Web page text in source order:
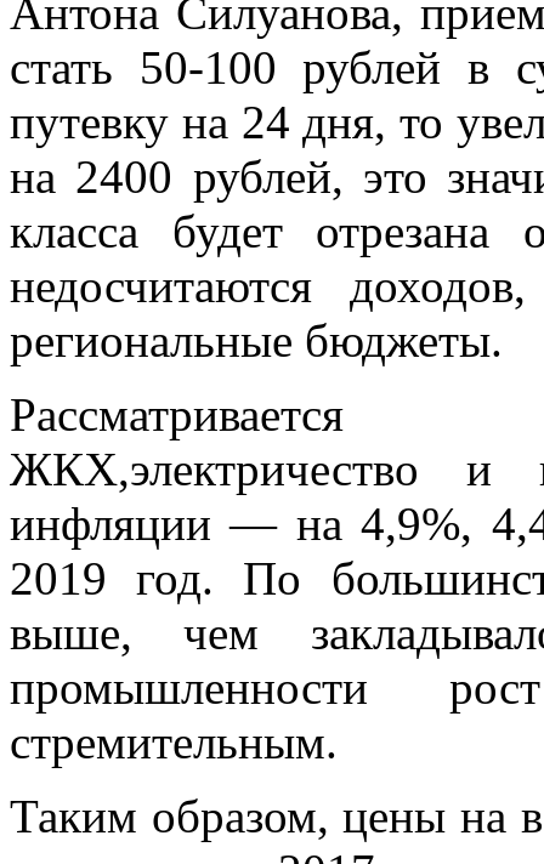
Антона Силуанова,
стать 50-100 рублей в
путевку на 24 дня, то
на 2400 рублей, это
класса будет отрезана
недосчитаются
региональные бюджеты.
ЖКХ,электричество
инфляции — на 4,9%,
2019 год. По
выше, чем
промышленности
стремительным.
Таким образом, цены на